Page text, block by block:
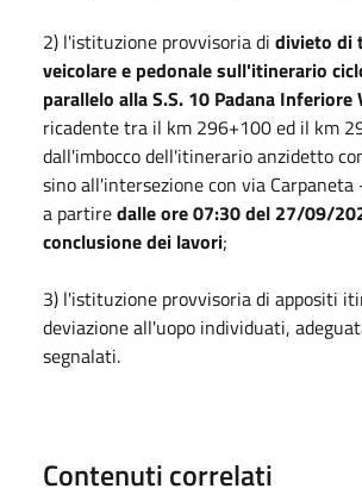
2) l'istituzione provvisoria di divieto di
veicolare e pedonale sull'itinerario
parallelo alla S.S. 10 Padana Inferiore
ricadente tra il km 296+100 ed il km
dall'imbocco dell'itinerario anzidetto
sino all'intersezione con via Carpaneta
a partiredalle ore 07:30 del 27/09/
conclusione dei lavori;
3) l'istituzione provvisoria di appositi
deviazione all'uopo individuati,
segnalati.
Contenuti correlati